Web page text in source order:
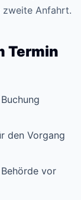
zweite Anfahrt.
Termin
den Vorgang
vor